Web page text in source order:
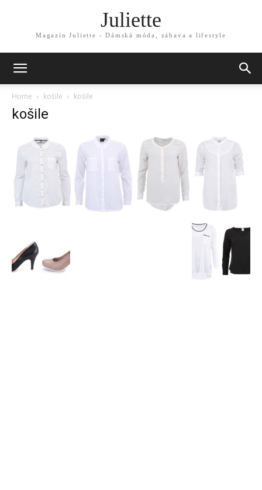
Juliette
Magazín Juliette - Dámská móda, zábava a lifestyle
Home košile košile
košile